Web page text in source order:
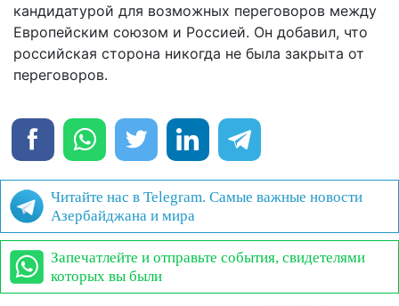
кандидатурой для возможных переговоров между
Европейским союзом и Россией. Он добавил, что
российская сторона никогда не была закрыта от
переговоров.
Читайте нас в Telegram. Самые важные новости
Азербайджана и мира
Запечатлейте и отправьте события, свидетелями
которых вы были